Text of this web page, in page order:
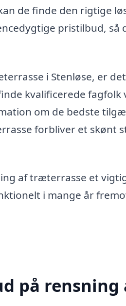
de finde den rigtige
pristilbud, så
i Stenløse, er
kvalificerede fagfolk
om de bedste
forbliver et skønt
af træterrasse et
i mange år
på rensning